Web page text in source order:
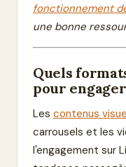
fonctionnement
une bonne
Quels
pour
Les contenus
carrousels et les
l'engagement sur